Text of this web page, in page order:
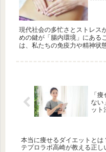
現代社会の多忙さとストレス
めの鍵が「腸内環境」にある
は、私たちの免疫力や精神状
「
ない
ット
本当に痩せるダイエットとは
テプロラボ高崎が教える正し